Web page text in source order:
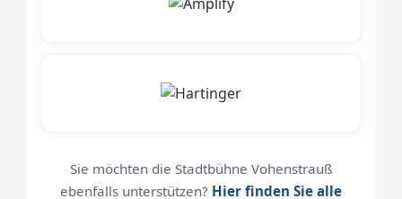
Sie möchten die Stadtbühne Vohenstrauß
ebenfalls unterstützen? Hier finden Sie alle